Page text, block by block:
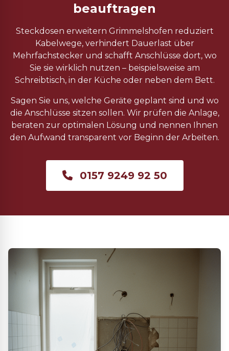
beauftragen
Steckdosen erweitern Grimmelshofen reduziert
Kabelwege, verhindert Dauerlast über
Mehrfachstecker und schafft Anschlüsse dort, wo
Sie sie wirklich nutzen – beispielsweise am
Schreibtisch, in der Küche oder neben dem Bett.
Sagen Sie uns, welche Geräte geplant sind und wo
die Anschlüsse sitzen sollen. Wir prüfen die Anlage,
beraten zur optimalen Lösung und nennen Ihnen
den Aufwand transparent vor Beginn der Arbeiten.
0157 9249 92 50